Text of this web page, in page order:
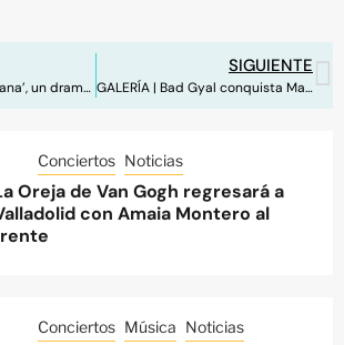
‘Una villa en la Toscana’, un drama teñido de comedia
SIGUIENTE
GALERÍA | Bad Gyal conquista Madrid en el Río Babel
Conciertos Noticias
Oreja de Van Gogh regresará a
con Amaia Montero al
Conciertos Música Noticias